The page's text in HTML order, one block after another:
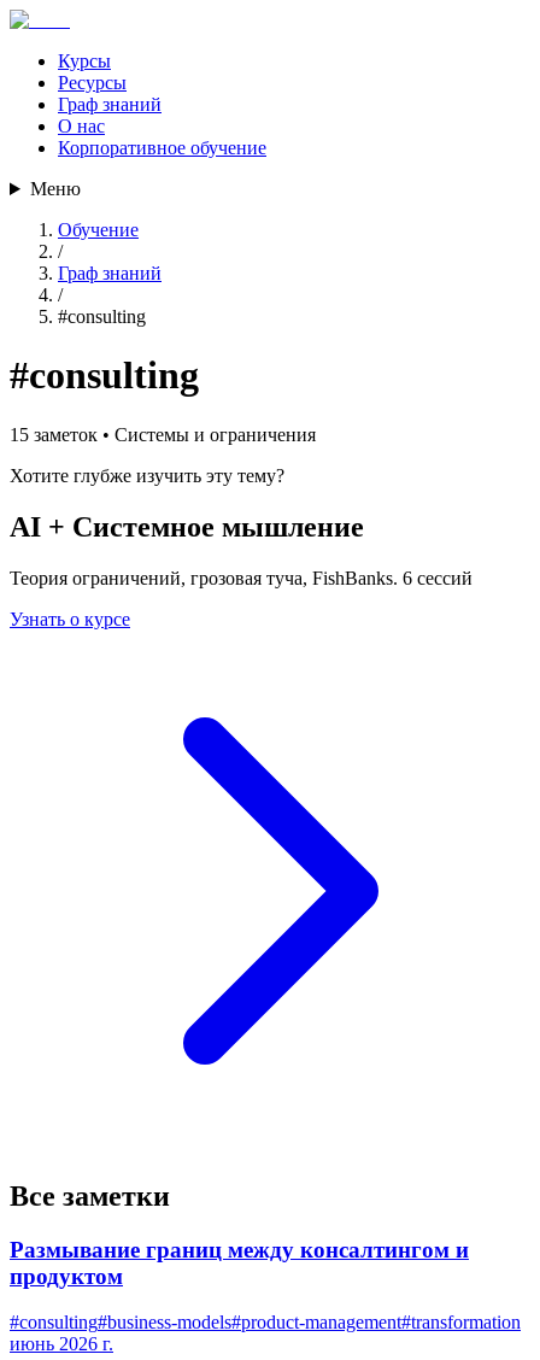
Курсы
Ресурсы
Граф знаний
О нас
Корпоративное обучение
Меню
Обучение
/
Граф знаний
/
#consulting
#consulting
15 заметок • Системы и ограничения
Хотите глубже изучить эту тему?
AI + Системное мышление
Теория ограничений, грозовая туча, FishBanks. 6 сессий
Узнать о курсе
Все заметки
Размывание границ между консалтингом и
продуктом
#consulting#business-models#product-management#transformation
июнь 2026 г.